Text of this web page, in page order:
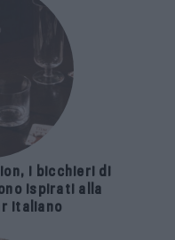
i bicchieri di
ispirati alla
italiano